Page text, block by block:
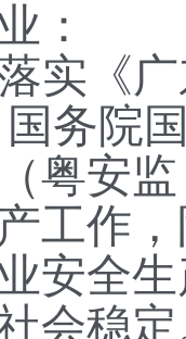
：
实《
务院
粤安
工作
安全
会稳